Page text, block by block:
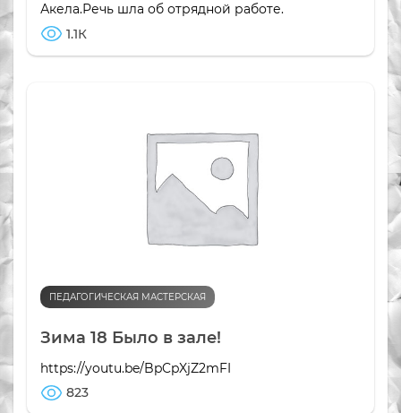
Акела.Речь шла об отрядной работе.
1.1К
ПЕДАГОГИЧЕСКАЯ МАСТЕРСКАЯ
Зима 18 Было в зале!
https://youtu.be/BpCpXjZ2mFI
823